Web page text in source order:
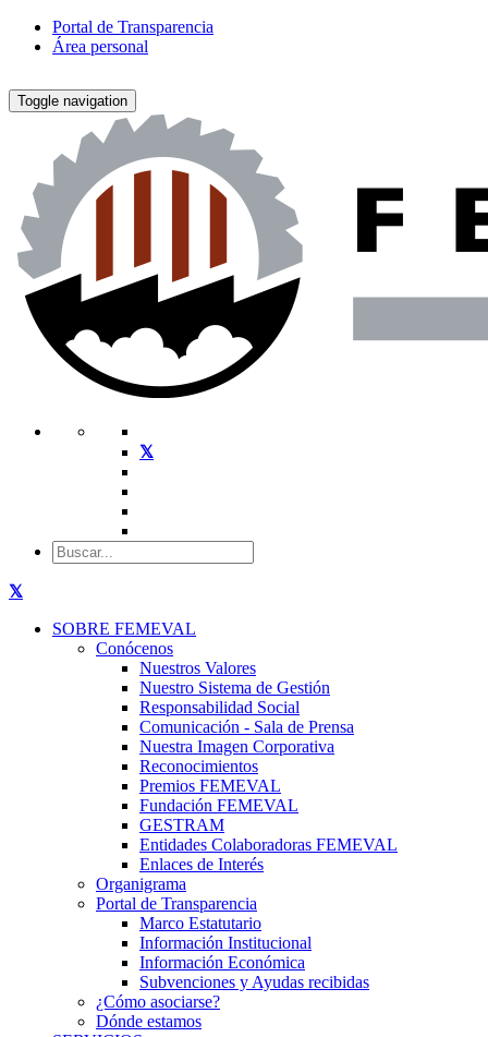
Portal de Transparencia
Área personal
Toggle navigation
SOBRE FEMEVAL
Conócenos
Nuestros Valores
Nuestro Sistema de Gestión
Responsabilidad Social
Comunicación - Sala de Prensa
Nuestra Imagen Corporativa
Reconocimientos
Premios FEMEVAL
Fundación FEMEVAL
GESTRAM
Entidades Colaboradoras FEMEVAL
Enlaces de Interés
Organigrama
Portal de Transparencia
Marco Estatutario
Información Institucional
Información Económica
Subvenciones y Ayudas recibidas
¿Cómo asociarse?
Dónde estamos